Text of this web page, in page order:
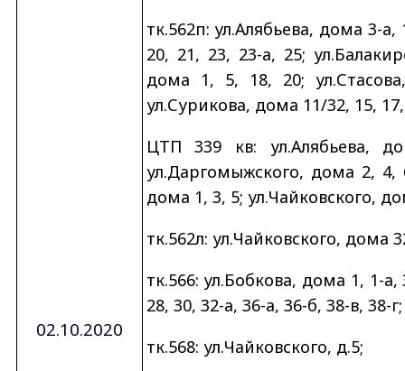
02.10.2020
тк.562п: ул.Алябьева, дома 3-а,
20, 21, 23, 23-а, 25;
дома 1, 5, 18, 20;
ул.Сурикова, дома 11/32, 15,
ЦТП 339 кв: ул.Алябьева,
ул.Даргомыжского, дома 2, 4,
дома 1, 3, 5; ул.Чайковского,
тк.562л: ул.Чайковского, дома
тк.566: ул.Бобкова, дома 1, 1-
28, 30, 32-а, 36-а, 36-б, 38-в, 38-г;
тк.568: ул.Чайковского, д.5;